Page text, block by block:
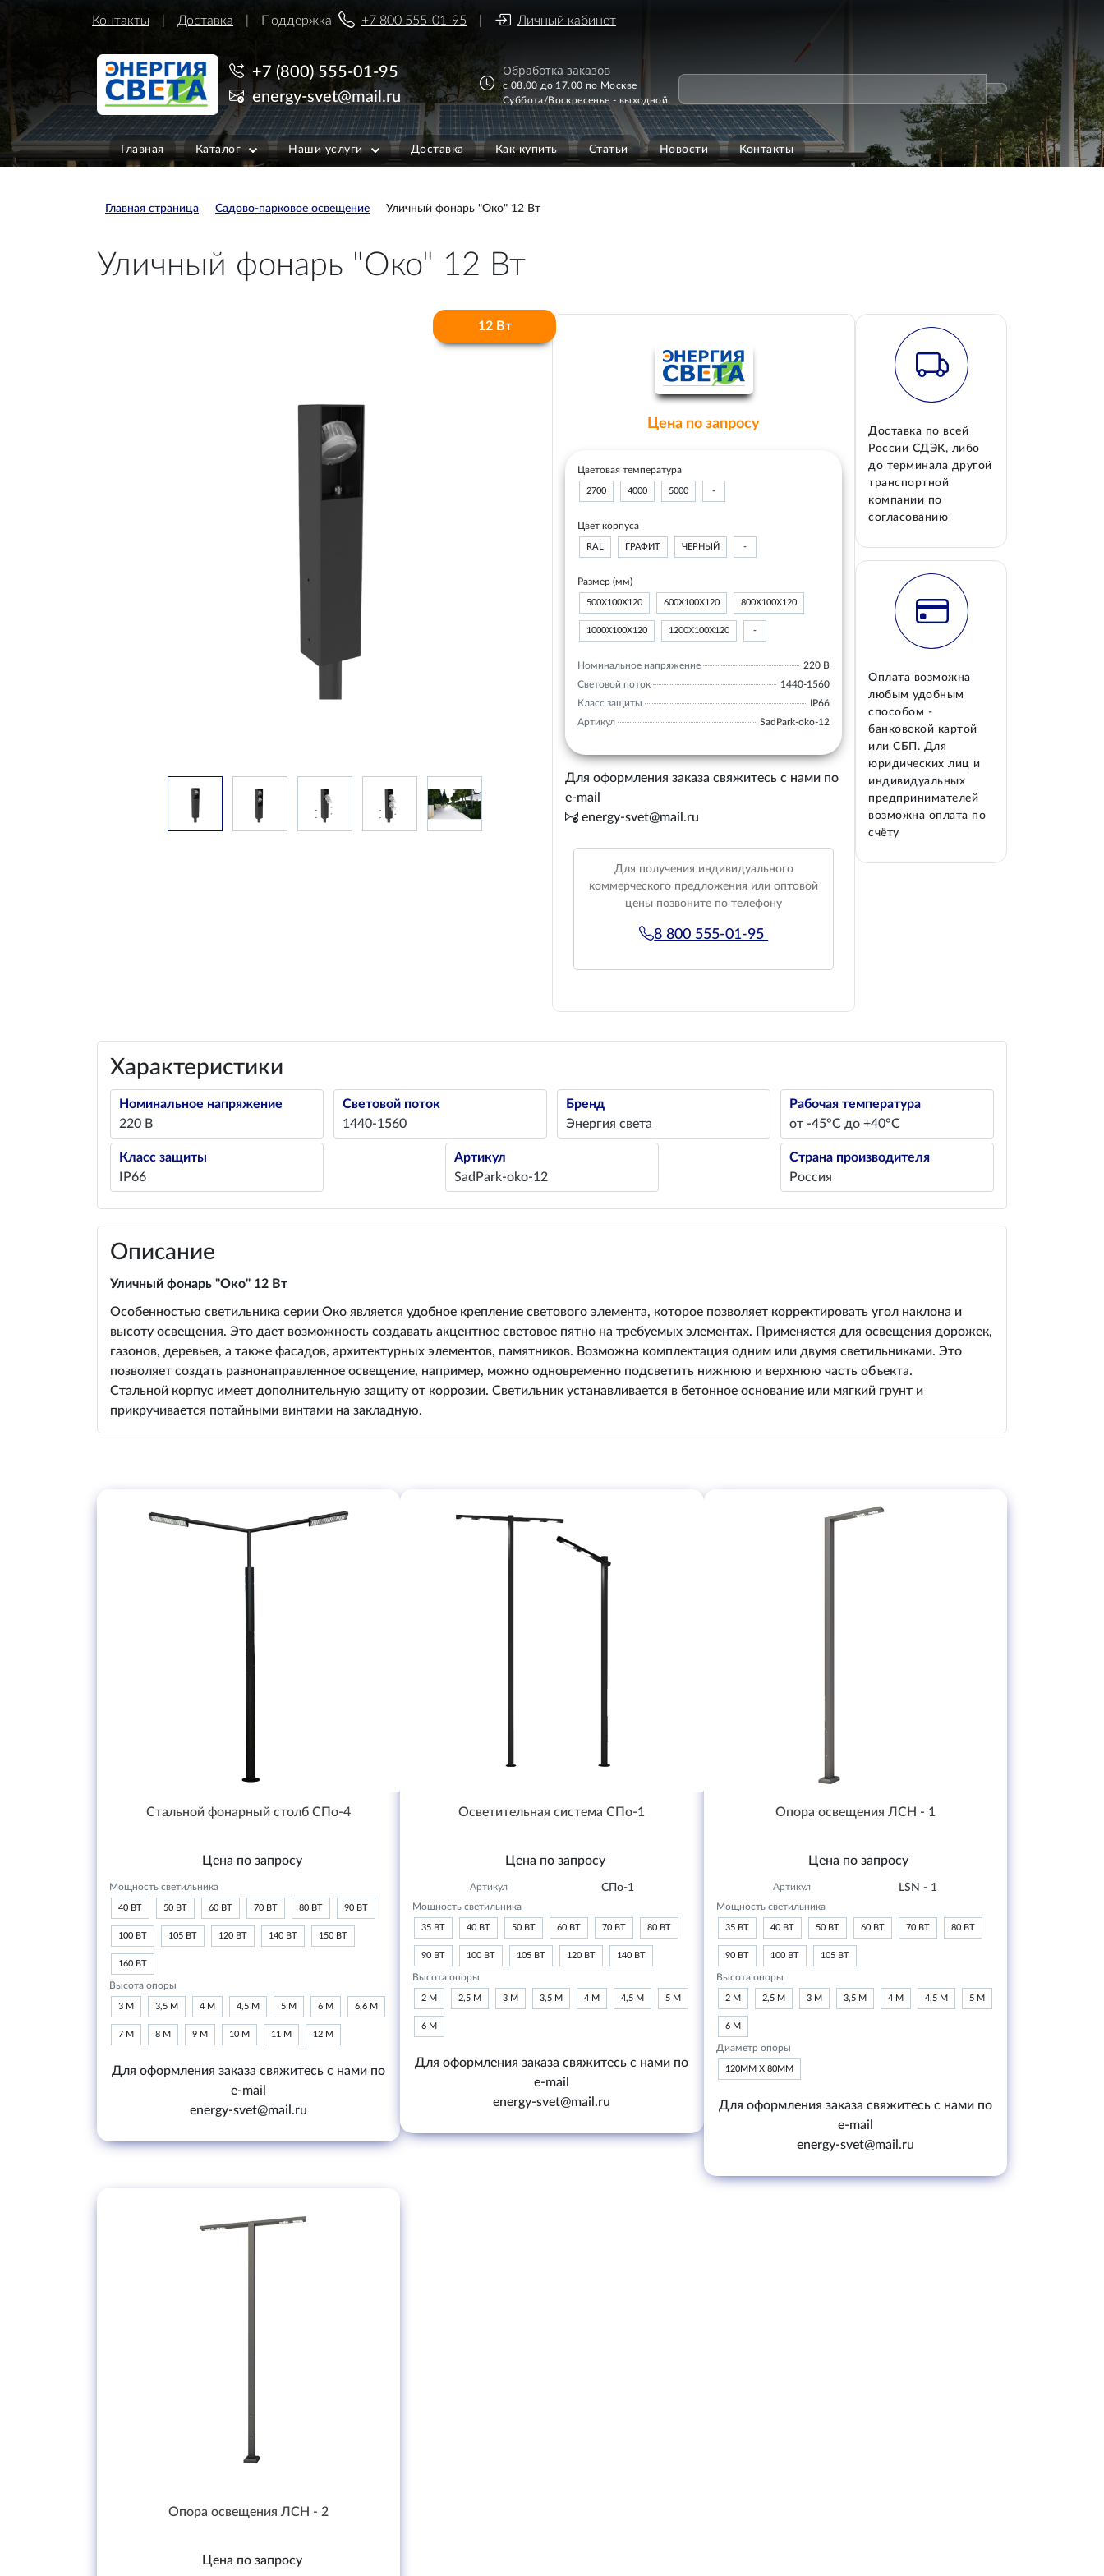
Контакты Доставка Поддержка +7 800 555-01-95 Личный кабинет
+7 (800) 555-01-95
energy-svet@mail.ru
Обработка заказов
с 08.00 до 17.00 по Москве
Суббота/Воскресенье - выходной
Главная Каталог Наши услуги Доставка Как купить Статьи Новости Контакты
Главная страница Садово-парковое освещение Уличный фонарь "Око" 12 Вт
Уличный фонарь "Око" 12 Вт
12 Вт
Цена по запросу
Цветовая температура
2700 4000 5000 -
Цвет корпуса
RAL ГРАФИТ ЧЕРНЫЙ -
Размер (мм)
500Х100Х120 600Х100Х120 800Х100Х120
1000Х100Х120 1200Х100Х120 -
Номинальное напряжение
220 В
Световой поток
1440-1560
Класс защиты
IP66
Артикул
SadPark-oko-12
Для оформления заказа свяжитесь с нами по
e-mail
energy-svet@mail.ru
Для получения индивидуального
коммерческого предложения или оптовой
цены позвоните по телефону
8 800 555-01-95
Доставка по всей
России СДЭК, либо
до терминала другой
транспортной
компании по
согласованию
Оплата возможна
любым удобным
способом -
банковской картой
или СБП. Для
юридических лиц и
индивидуальных
предпринимателей
возможна оплата по
счёту
Характеристики
Номинальное напряжение
220 В
Световой поток
1440-1560
Бренд
Энергия света
Рабочая температура
от -45°С до +40°С
Класс защиты
IP66
Артикул
SadPark-oko-12
Страна производителя
Россия
Описание
Уличный фонарь "Око" 12 Вт
Особенностью светильника серии Око является удобное крепление светового элемента, которое позволяет корректировать угол наклона и
высоту освещения. Это дает возможность создавать акцентное световое пятно на требуемых элементах. Применяется для освещения дорожек,
газонов, деревьев, а также фасадов, архитектурных элементов, памятников. Возможна комплектация одним или двумя светильниками. Это
позволяет создать разнонаправленное освещение, например, можно одновременно подсветить нижнюю и верхнюю часть объекта.
Стальной корпус имеет дополнительную защиту от коррозии. Светильник устанавливается в бетонное основание или мягкий грунт и
прикручивается потайными винтами на закладную.
Стальной фонарный столб СПо-4
Цена по запросу
Мощность светильника
40 ВТ 50 ВТ 60 ВТ 70 ВТ 80 ВТ 90 ВТ
100 ВТ 105 ВТ 120 ВТ 140 ВТ 150 ВТ
160 ВТ
Высота опоры
3 М 3,5 М 4 М 4,5 М 5 М 6 М 6,6 М
7 М 8 М 9 М 10 М 11 М 12 М
Для оформления заказа свяжитесь с нами по
e-mail
energy-svet@mail.ru
Осветительная система СПо-1
Цена по запросу
Артикул СПо-1
Мощность светильника
35 ВТ 40 ВТ 50 ВТ 60 ВТ 70 ВТ 80 ВТ
90 ВТ 100 ВТ 105 ВТ 120 ВТ 140 ВТ
Высота опоры
2 М 2,5 М 3 М 3,5 М 4 М 4,5 М 5 М
6 М
Для оформления заказа свяжитесь с нами по
e-mail
energy-svet@mail.ru
Опора освещения ЛСН - 1
Цена по запросу
Артикул LSN - 1
Мощность светильника
35 ВТ 40 ВТ 50 ВТ 60 ВТ 70 ВТ 80 ВТ
90 ВТ 100 ВТ 105 ВТ
Высота опоры
2 М 2,5 М 3 М 3,5 М 4 М 4,5 М 5 М
6 М
Диаметр опоры
120ММ Х 80ММ
Для оформления заказа свяжитесь с нами по
e-mail
energy-svet@mail.ru
Опора освещения ЛСН - 2
Цена по запросу